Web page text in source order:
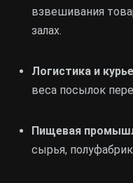
взвешивания
залах.
Логистика и
веса посылок
Пищевая
сырья,